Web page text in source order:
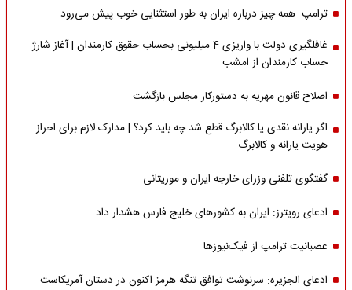
ترامپ: همه چیز درباره ایران به طور استثنایی خوب پیش می‌رود
غافلگیری دولت با واریزی 4 میلیونی بحساب حقوق کارمندان | آغاز شارژ
حساب کارمندان از امشب
اصلاح قانون مهریه به دستورکار مجلس بازگشت
اگر یارانه نقدی یا کالابرگ قطع شد چه باید کرد؟ | مدارک لازم برای احراز
هویت یارانه و کالابرگ
گفتگوی تلفنی وزرای خارجه ایران و موریتانی
ادعای رویترز: ایران به کشورهای خلیج فارس هشدار داد
عصبانیت ترامپ از فیک‌نیوزها
ادعای الجزیره: سرنوشت توافق تنگه هرمز اکنون در دستان آمریکاست